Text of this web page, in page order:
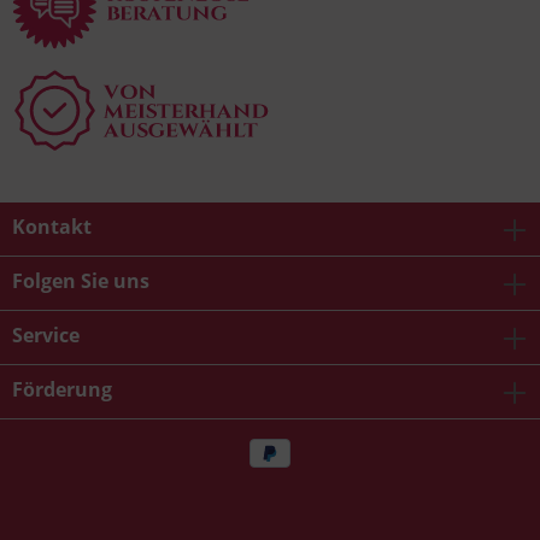
Kontakt
Folgen Sie uns
Service
Förderung